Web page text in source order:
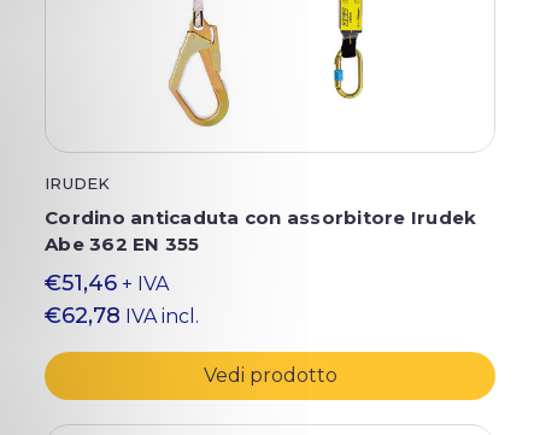
IRUDEK
Cordino anticaduta con assorbitore Irudek
Abe 362 EN 355
€51,46 + IVA
€62,78 IVA incl.
Vedi prodotto